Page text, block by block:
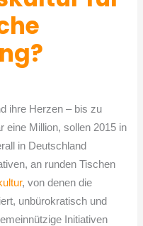
ihre Herzen – bis zu
eine Million, sollen 2015 in
in Deutschland
an runden Tischen
, von denen die
unbürokratisch und
Initiativen